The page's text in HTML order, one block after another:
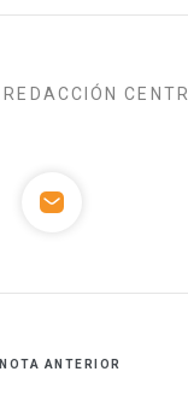
REDACCIÓN
NOTA ANTERIOR